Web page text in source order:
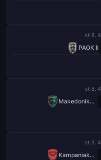
st 8. 4.
PAOK II
st 8. 4.
Makedonikos Neapolis
st 8. 4.
Kampaniakos Chalastra